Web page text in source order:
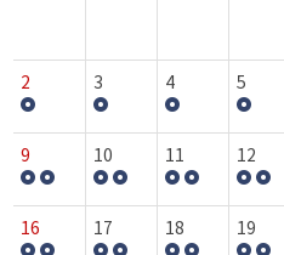
2 3 4 5
9 10 11 12
16 17 18 19